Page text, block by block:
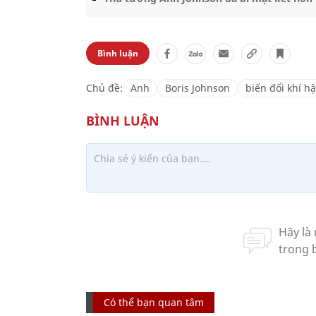
Bình luận
Chủ đề: Anh Boris Johnson biến đổi khí
Có thể bạn quan tâm